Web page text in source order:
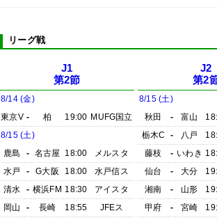
リーグ戦
J1
第2節
8/14 (金)
東京V - 柏 19:00 MUFG国立
8/15 (土)
鹿島
- 名古屋 18:00
メルスタ
水戸
- G大阪 18:00
水戸信ス
清水
- 横浜FM 18:30
アイスタ
岡山
- 長崎 18:55
JFEス
J2
第2
8/15 (土)
秋田
- 富山
栃木C
- 八戸
藤枝
- いわき
仙台
- 大分
湘南
- 山形
甲府
- 宮崎